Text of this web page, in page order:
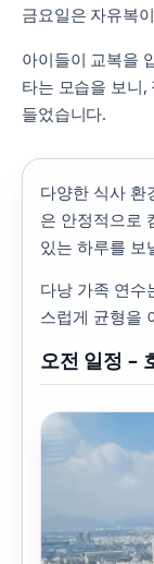
금요일은 자유복
아이들이 교복을
타는 모습을 보니,
들었습니다.
다양한 식사 환
은 안정적으로
있는 하루를 보
다낭 가족 연수
스럽게 균형을
오전 일정 –